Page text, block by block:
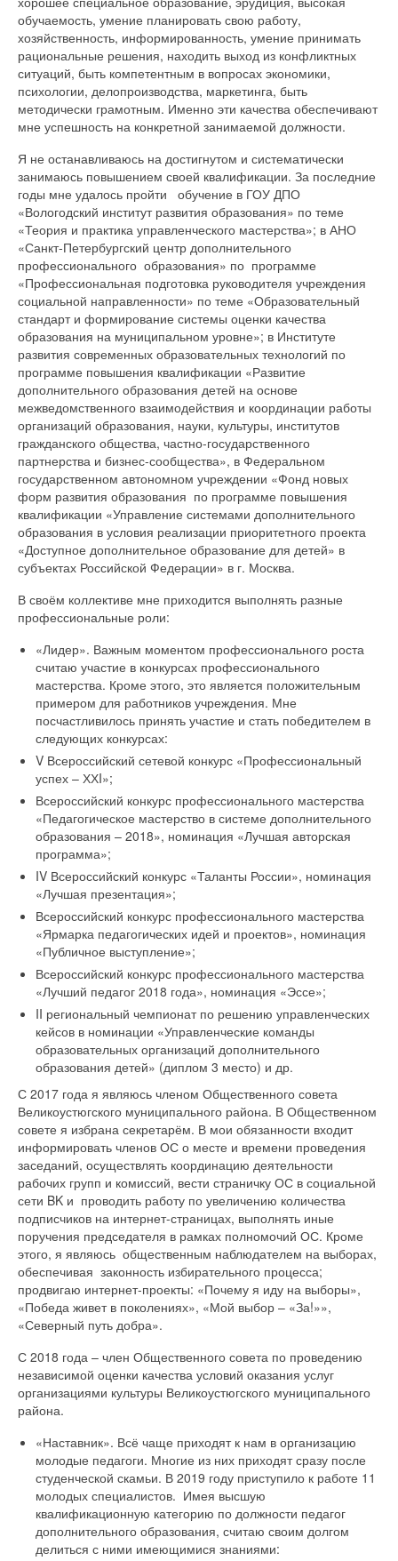
обучаемость, умение планировать свою работу,
хозяйственность, информированность, умение принимать
рациональные решения, находить выход из конфликтных
ситуаций, быть компетентным в вопросах экономики,
психологии, делопроизводства, маркетинга, быть
методически грамотным. Именно эти качества обеспечивают
мне успешность на конкретной занимаемой должности.
Я не останавливаюсь на достигнутом и систематически
занимаюсь повышением своей квалификации. За последние
годы мне удалось пройти обучение в ГОУ ДПО
«Вологодский институт развития образования» по теме
«Теория и практика управленческого мастерства»; в АНО
«Санкт-Петербургский центр дополнительного
профессионального образования» по программе
«Профессиональная подготовка руководителя учреждения
социальной направленности» по теме «Образовательный
стандарт и формирование системы оценки качества
образования на муниципальном уровне»; в Институте
развития современных образовательных технологий по
программе повышения квалификации «Развитие
дополнительного образования детей на основе
межведомственного взаимодействия и координации работы
организаций образования, науки, культуры, институтов
гражданского общества, частно-государственного
партнерства и бизнес-сообщества», в Федеральном
государственном автономном учреждении «Фонд новых
форм развития образования по программе повышения
квалификации «Управление системами дополнительного
образования в условия реализации приоритетного проекта
«Доступное дополнительное образование для детей» в
субъектах Российской Федерации» в г. Москва.
В своём коллективе мне приходится выполнять разные
профессиональные роли:
«Лидер». Важным моментом профессионального роста
считаю участие в конкурсах профессионального
мастерства. Кроме этого, это является положительным
примером для работников учреждения. Мне
посчастливилось принять участие и стать победителем в
следующих конкурсах:
V Всероссийский сетевой конкурс «Профессиональный
успех – ХХI»;
Всероссийский конкурс профессионального мастерства
«Педагогическое мастерство в системе дополнительного
образования – 2018», номинация «Лучшая авторская
программа»;
IV Всероссийский конкурс «Таланты России», номинация
«Лучшая презентация»;
Всероссийский конкурс профессионального мастерства
«Ярмарка педагогических идей и проектов», номинация
«Публичное выступление»;
Всероссийский конкурс профессионального мастерства
«Лучший педагог 2018 года», номинация «Эссе»;
II региональный чемпионат по решению управленческих
кейсов в номинации «Управленческие команды
образовательных организаций дополнительного
образования детей» (диплом 3 место) и др.
С 2017 года я являюсь членом Общественного совета
Великоустюгского муниципального района. В Общественном
совете я избрана секретарём. В мои обязанности входит
информировать членов ОС о месте и времени проведения
заседаний, осуществлять координацию деятельности
рабочих групп и комиссий, вести страничку ОС в социальной
сети BK и проводить работу по увеличению количества
подписчиков на интернет-страницах, выполнять иные
поручения председателя в рамках полномочий ОС. Кроме
этого, я являюсь общественным наблюдателем на выборах,
обеспечивая законность избирательного процесса;
продвигаю интернет-проекты: «Почему я иду на выборы»,
«Победа живет в поколениях», «Мой выбор – «За!»»,
«Северный путь добра».
С 2018 года – член Общественного совета по проведению
независимой оценки качества условий оказания услуг
организациями культуры Великоустюгского муниципального
района.
«Наставник». Всё чаще приходят к нам в организацию
молодые педагоги. Многие из них приходят сразу после
студенческой скамьи. В 2019 году приступило к работе 11
молодых специалистов. Имея высшую
квалификационную категорию по должности педагог
дополнительного образования, считаю своим долгом
делиться с ними имеющимися знаниями: